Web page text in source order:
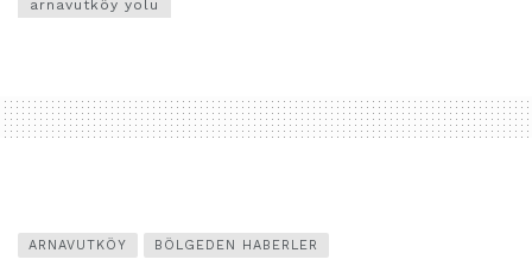
arnavutköy yolu
ARNAVUTKÖY BÖLGEDEN HABERLER